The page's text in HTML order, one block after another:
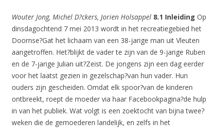
Wouter Jong, Michel D?ckers, Jorien Holsappel 8.1 Inleiding Op
dinsdagochtend 7 mei 2013 wordt in het recreatiegebied het
Doornse?Gat het lichaam van een 38-jarige man uit Vleuten
aangetroffen. Het?blijkt de vader te zijn van de 9-jarige Ruben
en de 7-jarige Julian uit?Zeist. De jongens zijn een dag eerder
voor het laatst gezien in gezelschap?van hun vader. Hun
ouders zijn gescheiden. Omdat elk spoor?van de kinderen
ontbreekt, roept de moeder via haar Facebookpagina?de hulp
in van het publiek. Wat volgt is een zoektocht van bijna twee?
weken die de gemoederen landelijk, en zelfs in het